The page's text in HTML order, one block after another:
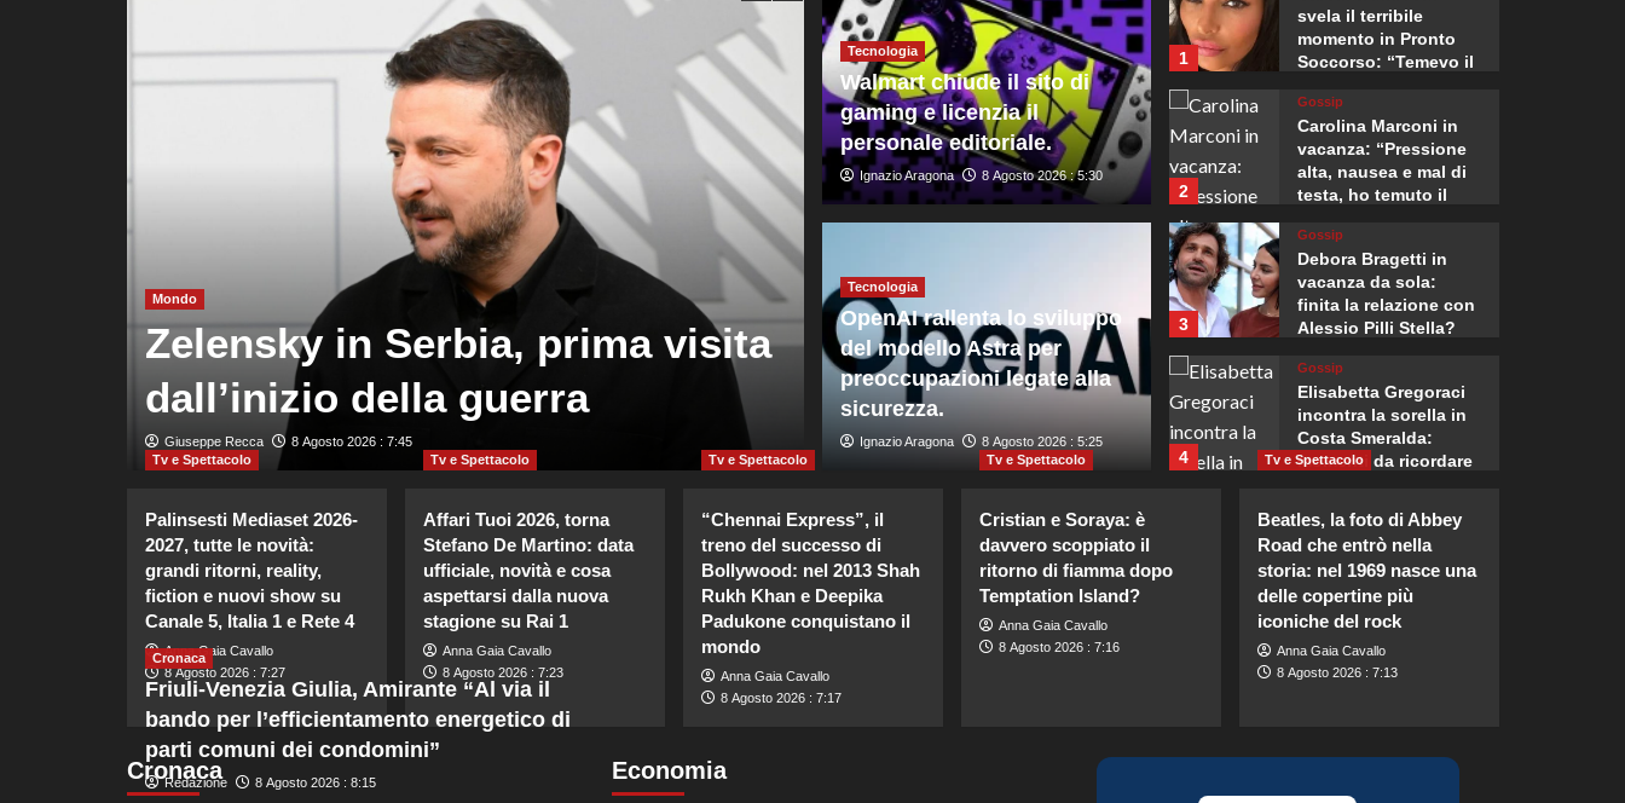
Mondo
Zelensky in Serbia, prima visita
dall’inizio della guerra
Giuseppe Recca 8 Agosto 2026 : 7:45
Madrid annuncia controlli alle
frontiere per i viaggiatori
provenienti dall’Italia
Giuseppe Recca 8 Agosto 2026 : 1:50
Tecnologia
Walmart chiude il sito di
gaming e licenzia il
personale editoriale.
Ignazio Aragona 8 Agosto 2026 : 5:30
Tecnologia
OpenAI rallenta lo sviluppo
del modello Astra per
preoccupazioni legate alla
sicurezza.
Ignazio Aragona 8 Agosto 2026 : 5:25
1
svela il terribile
momento in Pronto
Soccorso: “Temevo il
2
Gossip
Carolina Marconi in
vacanza: “Pressione
alta, nausea e mal di
testa, ho temuto il
3
Gossip
Debora Bragetti in
vacanza da sola:
finita la relazione con
Alessio Pilli Stella?
4
Gossip
Elisabetta Gregoraci
incontra la sorella in
Costa Smeralda:
momenti da ricordare
Il midi dress azzurro
di Harriet Phillips:
l’eleganza estiva che
non dimenticherò
mai.
Carolina Marconi
svela il terribile
Carolina Marconi in
Tv e Spettacolo
Palinsesti Mediaset 2026-
2027, tutte le novità:
grandi ritorni, reality,
fiction e nuovi show su
Canale 5, Italia 1 e Rete 4
Anna Gaia Cavallo
8 Agosto 2026 : 7:27
Tv e Spettacolo
Affari Tuoi 2026, torna
Stefano De Martino: data
ufficiale, novità e cosa
aspettarsi dalla nuova
stagione su Rai 1
Anna Gaia Cavallo
8 Agosto 2026 : 7:23
Tv e Spettacolo
“Chennai Express”, il
treno del successo di
Bollywood: nel 2013 Shah
Rukh Khan e Deepika
Padukone conquistano il
mondo
Anna Gaia Cavallo
8 Agosto 2026 : 7:17
Tv e Spettacolo
Cristian e Soraya: è
davvero scoppiato il
ritorno di fiamma dopo
Temptation Island?
Anna Gaia Cavallo
8 Agosto 2026 : 7:16
Tv e Spettacolo
Beatles, la foto di Abbey
Road che entrò nella
storia: nel 1969 nasce una
delle copertine più
iconiche del rock
Anna Gaia Cavallo
8 Agosto 2026 : 7:13
Cronaca
Cronaca
Friuli-Venezia Giulia, Amirante “Al via il
bando per l’efficientamento energetico di
parti comuni dei condomini”
Redazione 8 Agosto 2026 : 8:15 Economia